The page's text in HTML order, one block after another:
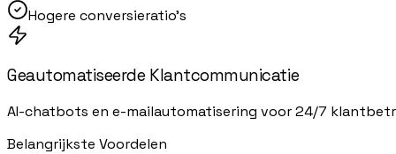
Hogere conversieratio's
Geautomatiseerde Klantcommunicatie
AI-chatbots en e-mailautomatisering voor 24/7
Belangrijkste Voordelen